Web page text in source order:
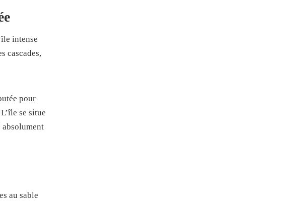
intense
cascades,
pour
se situe
absolument
au sable